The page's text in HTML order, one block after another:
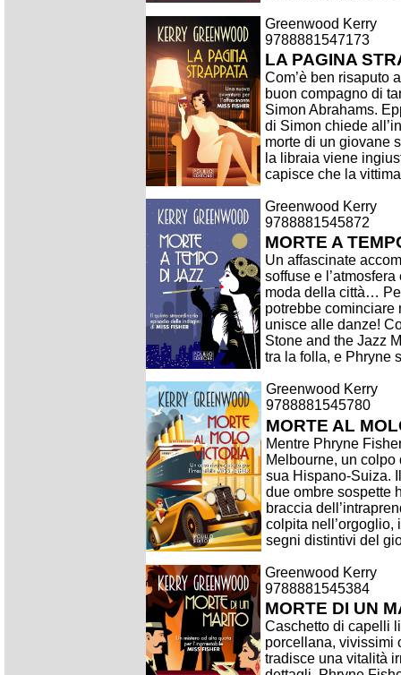
Greenwood Kerry
9788881547173
LA PAGINA
Com’è ben risaputo
buon compagno di
Simon Abrahams.
di Simon chiede
morte di un giovane
la libraia viene
capisce che la
Greenwood Kerry
9788881545872
MORTE A
Un affascinate
soffuse e
moda della città…
potrebbe cominciare
unisce alle danze!
Stone and the Jazz
tra la folla, e Phryne
Greenwood Kerry
9788881545780
MORTE AL
Mentre Phryne
Melbourne, un
sua Hispano-Suiza.
due ombre sospette
braccia
colpita nell’orgoglio,
segni distintivi del
Greenwood Kerry
9788881545384
MORTE DI UN
Caschetto di capelli
porcellana, vivissimi
tradisce una vitalità